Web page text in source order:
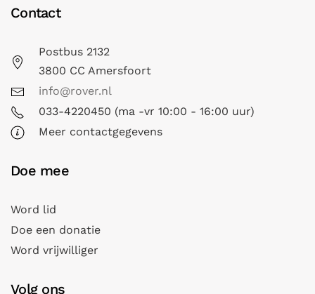
Contact
Postbus 2132
3800 CC Amersfoort
info@rover.nl
033-4220450 (ma -vr 10:00 - 16:00 uur)
Meer contactgegevens
Doe mee
Word lid
Doe een donatie
Word vrijwilliger
Volg ons